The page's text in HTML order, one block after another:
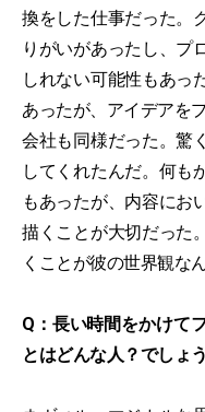
換をした仕事だった。
りがいがあったし、プ
しれない可能性もあっ
あったが、アイデアを
会社も同様だった。驚
してくれたんだ。何も
もあったが、内容にお
描くことが大切だった
くことが彼の世界観なん
Q：長い時間をかけて
とはどんな人？でしょう